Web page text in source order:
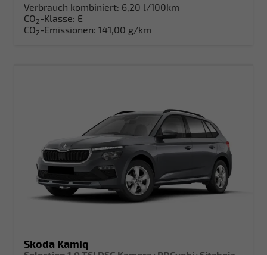
Verbrauch kombiniert: 6,20 l/100km
CO2-Klasse: E
CO2-Emissionen: 141,00 g/km
Skoda Kamiq